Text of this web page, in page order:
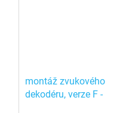
montáž zvukového
dekodéru, verze F -